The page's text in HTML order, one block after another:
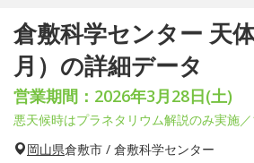
倉敷科学センター 天
月）の詳細データ
営業期間：2026年3月28日(土)
悪天候時はプラネタリウム解説のみ実施
岡山県倉敷市 / 倉敷科学センター